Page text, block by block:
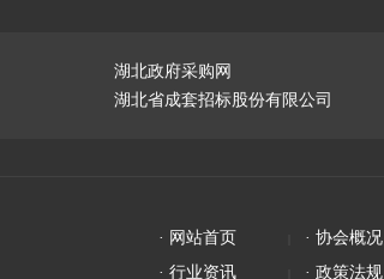
湖北政府采购网
湖北省成套招标股份有限公司
· 网站首页 · 协会概况
· 行业资讯
· 政策法规